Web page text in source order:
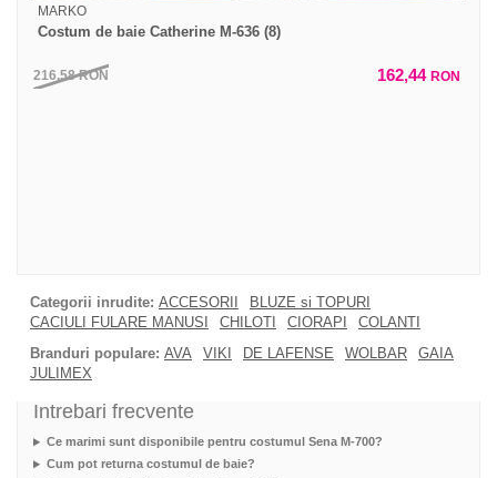
MARKO
Costum de baie Catherine M-636 (8)
216,58RON 162,44 RON
Categorii inrudite: ACCESORII
BLUZE si TOPURI
CACIULI FULARE MANUSI
CHILOTI CIORAPI
COLANTI
Branduri populare: AVA VIKI DE LAFENSE WOLBAR
GAIA
JULIMEX
Intrebari frecvente
Ce marimi sunt disponibile pentru costumul Sena M-700?
Cum pot returna costumul de baie?